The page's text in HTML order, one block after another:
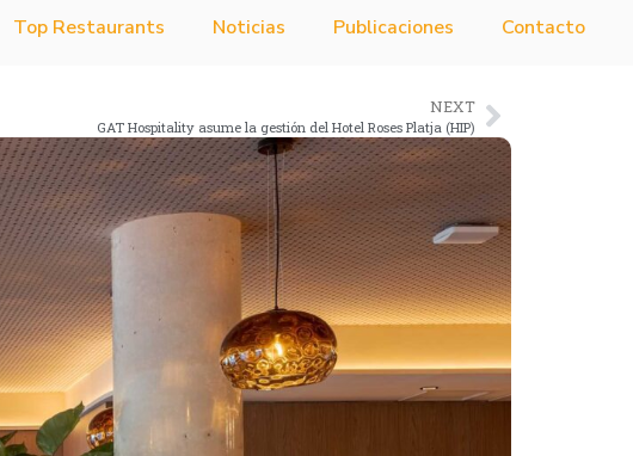
Top Restaurants Noticias Publicaciones Contacto
NEXT
GAT Hospitality asume la gestión del Hotel Roses Platja (HIP)